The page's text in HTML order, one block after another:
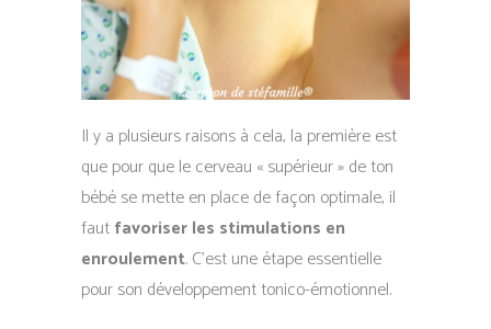
Il y a plusieurs raisons à cela, la première est
que pour que le cerveau « supérieur » de ton
bébé se mette en place de façon optimale, il
fautfavoriser les stimulations en
enroulement. C’est une étape essentielle
pour son développement tonico-émotionnel.